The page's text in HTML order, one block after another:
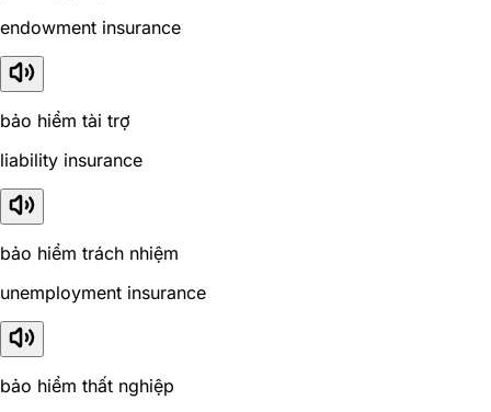
endowment insurance
bảo hiểm tài trợ
liability insurance
bảo hiểm trách nhiệm
unemployment insurance
bảo hiểm thất nghiệp